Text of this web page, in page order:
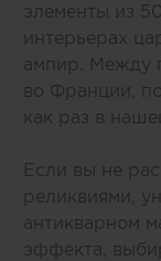
элементы из
интерьерах
ампир. Между
во Франции,
как раз в
Если вы не
реликвиями,
антикварном
эффекта,